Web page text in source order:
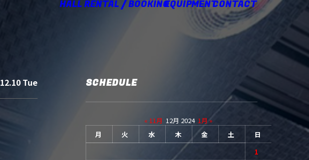
HALL RENTAL / BOOKINGEQUIPMENTCONTACT
12.10 Tue SCHEDULE
« 11月 12月 2024 1月 »
月
火 水 木 金 土
日
1